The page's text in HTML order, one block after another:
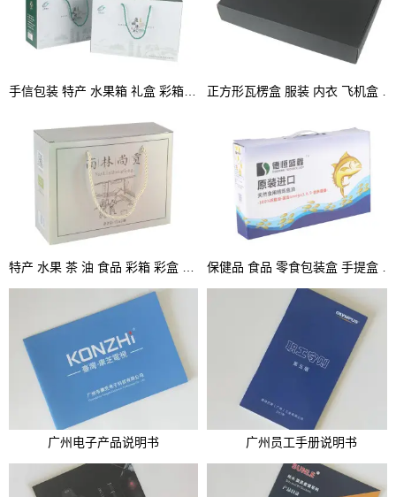
广州电子产品说明书 广州员工手册说明书